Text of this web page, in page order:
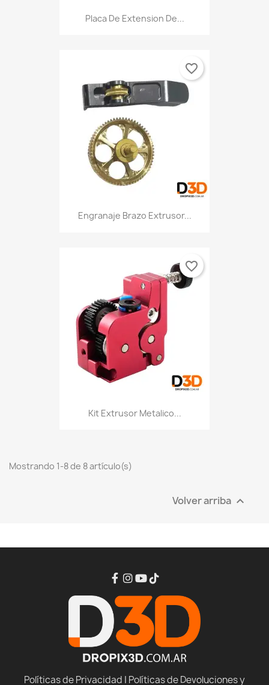
Placa De Extension De...
Engranaje Brazo Extrusor...
favorite_border
Kit Extrusor Metalico...
favorite_border
Mostrando 1-8 de 8 artículo(s)
Volver arriba 
Políticas de Privacidad | Políticas de Devoluciones y